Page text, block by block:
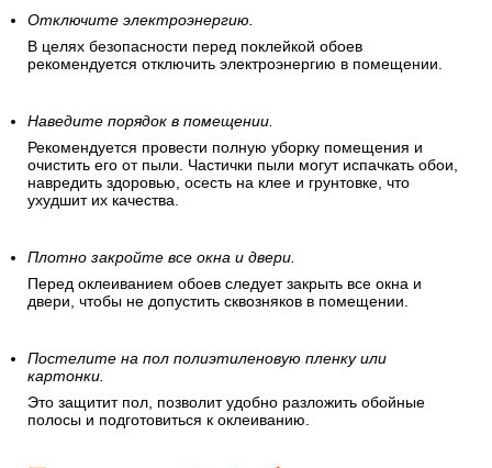
Отключите электроэнергию.
В целях безопасности перед поклейкой обоев
рекомендуется отключить электроэнергию в помещении.
Наведите порядок в помещении.
Рекомендуется провести полную уборку помещения и
очистить его от пыли. Частички пыли могут испачкать обои,
навредить здоровью, осесть на клее и грунтовке, что
ухудшит их качества.
Плотно закройте все окна и двери.
Перед оклеиванием обоев следует закрыть все окна и
двери, чтобы не допустить сквозняков в помещении.
Постелите на пол полиэтиленовую пленку или
картонки.
Это защитит пол, позволит удобно разложить обойные
полосы и подготовиться к оклеиванию.